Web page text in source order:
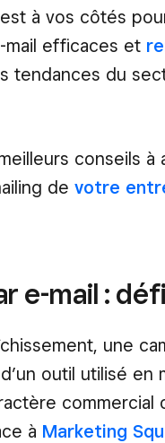
à vos côtés
mail efficaces et
tendances du
conseils à
de votre
e-mail :
une
outil utilisé en
commercial
à Marketing